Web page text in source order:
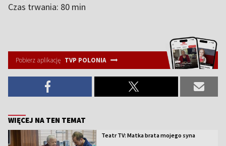
Czas trwania: 80 min
Pobierz aplikację TVP POLONIA
WIĘCEJ NA TEN TEMAT
Teatr TV: Matka brata mojego syna